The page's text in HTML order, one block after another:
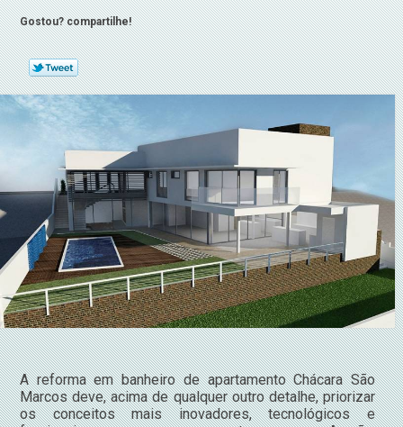
Gostou? compartilhe!
A reforma em banheiro de apartamento Chácara São
Marcos deve, acima de qualquer outro detalhe, priorizar
os conceitos mais inovadores, tecnológicos e